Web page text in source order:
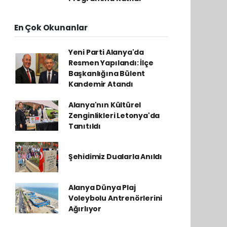
En Çok Okunanlar
Yeni Parti Alanya'da
Resmen Yapılandı: İlçe
Başkanlığına Bülent
Kandemir Atandı
Alanya'nın Kültürel
Zenginlikleri Letonya'da
Tanıtıldı
Şehidimiz Dualarla Anıldı
Alanya Dünya Plaj
Voleybolu Antrenörlerini
Ağırlıyor